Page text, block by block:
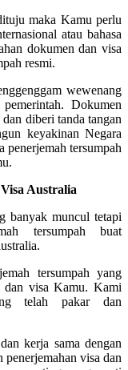
maka Kamu perlu
atau bahasa
dokumen dan visa
resmi.
wewenang
Dokumen
diberi tanda tangan
keyakinan Negara
tersumpah
Australia
banyak muncul tetapi
tersumpah buat
tersumpah yang
dan visa Kamu. Kami
telah pakar dan
kerja sama dengan
visa dan